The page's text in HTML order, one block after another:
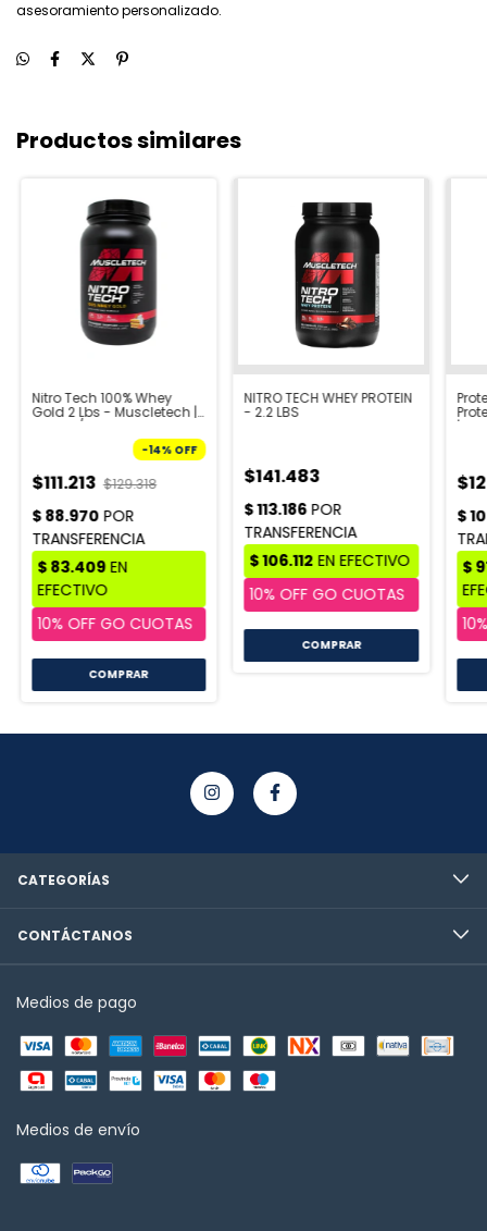
asesoramiento personalizado.
Productos similares
Nitro Tech 100% Whey
Gold 2 Lbs - Muscletech |
Vto: 08/26
-14% OFF
$111.213 $129.318
COMPRAR
NITRO TECH WHEY PROTEIN
- 2.2 LBS
$141.483
COMPRAR
|
CATEGORÍAS
CONTÁCTANOS
Medios de pago
Medios de envío